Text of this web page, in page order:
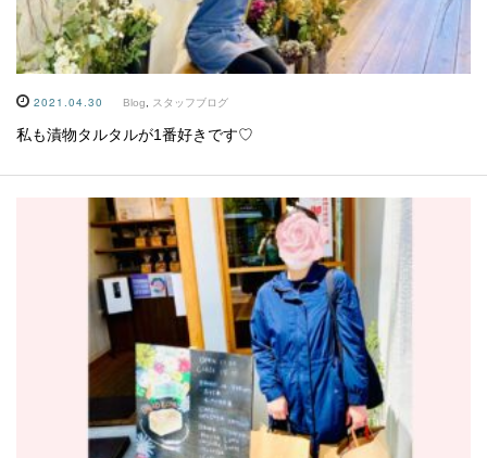
2021.04.30 Blog スタッフブログ
私も漬物タルタルが1番好きです♡